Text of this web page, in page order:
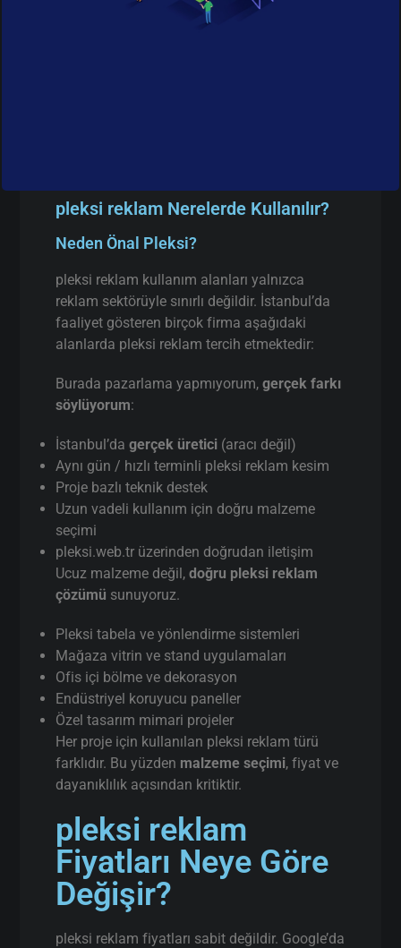
pleksi reklam Nerelerde Kullanılır?
Neden Önal Pleksi?
pleksi reklam kullanım alanları yalnızca
reklam sektörüyle sınırlı değildir. İstanbul’da
faaliyet gösteren birçok firma aşağıdaki
alanlarda pleksi reklam tercih etmektedir:
Burada pazarlama yapmıyorum,gerçek farkı
söylüyorum:
İstanbul’dagerçek üretici (aracı değil)
Aynı gün / hızlı terminli pleksi reklam kesim
Proje bazlı teknik destek
Uzun vadeli kullanım için doğru malzeme
seçimi
pleksi.web.tr üzerinden doğrudan iletişim
Ucuz malzeme değil,doğru pleksi reklam
çözümü sunuyoruz.
Pleksi tabela ve yönlendirme sistemleri
Mağaza vitrin ve stand uygulamaları
Ofis içi bölme ve dekorasyon
Endüstriyel koruyucu paneller
Özel tasarım mimari projeler
Her proje için kullanılan pleksi reklam türü
farklıdır. Bu yüzden malzeme seçimi, fiyat ve
dayanıklılık açısından kritiktir.
pleksi reklam
Fiyatları Neye Göre
Değişir?
pleksi reklam fiyatları sabit değildir. Google’da